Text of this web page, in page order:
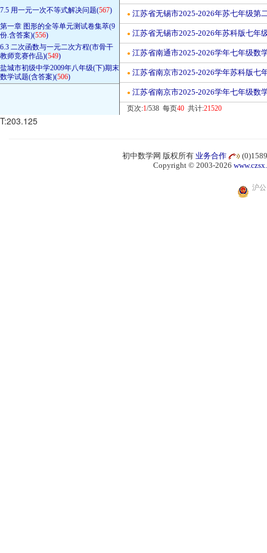
7.5 用一元一次不等式解决问题(567)
第一章 图形的全等单元测试卷集萃(9
份.含答案)(556)
6.3 二次函数与一元二次方程(市骨干
教师竞赛作品)(549)
盐城市初级中学2009年八年级(下)期末
数学试题(含答案)(506)
● 江苏省无锡市2025-2026年苏七年级第
● 江苏省无锡市2025-2026年苏科版七年
● 江苏省南通市2025-2026学年七年级数
● 江苏省南京市2025-2026学年苏科版七
● 江苏省南京市2025-2026学年七年级数
页次:1/538 每页40 共计:21520
T:203.125
初中数学网 版权所有 业务合作
Copyright © 2003-2026
沪公